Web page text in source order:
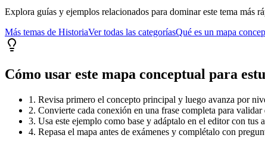
Explora guías y ejemplos relacionados para dominar este tema más
Más temas de HistoriaVer todas las categoríasQué es un mapa
Cómo usar este mapa conceptual para
1. Revisa primero el concepto principal y luego avanza por
2. Convierte cada conexión en una frase completa para
3. Usa este ejemplo como base y adáptalo en el editor con tus
4. Repasa el mapa antes de exámenes y complétalo con